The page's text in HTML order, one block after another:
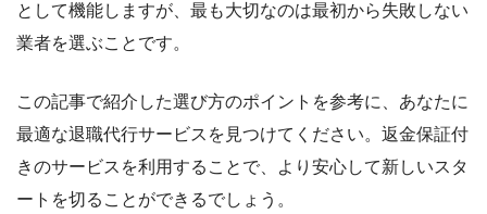
として機能しますが、最も大切なのは最初から失敗しない
業者を選ぶことです。
この記事で紹介した選び方のポイントを参考に、あなたに
最適な退職代行サービスを見つけてください。返金保証付
きのサービスを利用することで、より安心して新しいスタ
ートを切ることができるでしょう。